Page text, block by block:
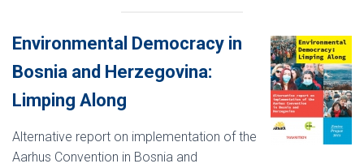
Environmental Democracy in
Bosnia and Herzegovina:
Limping Along
Alternative report on implementation of the
Aarhus Convention in Bosnia and